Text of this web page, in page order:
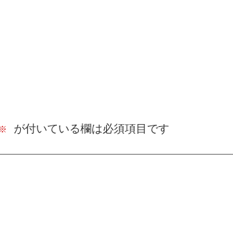
※
が付いている欄は必須項目です